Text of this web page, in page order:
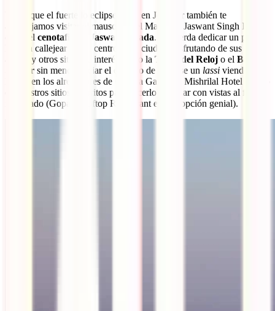
Y, aunque el fuerte lo eclipse todo, en Jodhpur también te
aconsejamos visitar el mausoleo del Maharajá Jaswant Singh II, es
decir, el cenotafio de Jaswant Thada. Recuerda dedicar un par de
horas a callejear por el centro de la ciudad, disfrutando de sus casitas
azules y otros sitios de interés como la Torre del Reloj o el Bazar
Sardar sin menospreciar el encanto de tomarse un lassi viendo la
locura en los alrededores de Ghanta Gar (Shri Mishrilal Hotel es uno
de nuestros sitios favoritos para hacerlo) o cenar con vistas al fuerte
iluminado (Gopal Rooftop Restaurant es una opción genial).